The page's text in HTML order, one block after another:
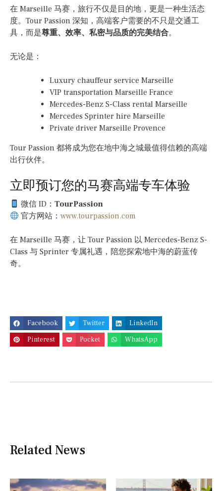
在 Marseille 马赛，旅行不仅是目的地，更是一种生活态
度。Tour Passion 深知，高端客户需要的不只是交通工
具，而是尊重、效率、私密与品质的完美结合。
无论是：
Luxury chauffeur service Marseille
VIP transportation Marseille France
Mercedes-Benz S-Class rental Marseille
Mercedes Sprinter hire Marseille
Private driver Marseille Provence
Tour Passion 都将成为您在地中海之城最值得信赖的高端
出行伙伴。
立即预订您的马赛高端专车体验
微信 ID：TourPassion
官方网站：www.tourpassion.com
在 Marseille 马赛，让 Tour Passion 以 Mercedes-Benz S-
Class 与 Sprinter 专属礼遇，陪您探索地中海的蔚蓝传
奇。
Facebook Twitter
LinkedIn
Pinterest
Pocket WhatsApp
Related News